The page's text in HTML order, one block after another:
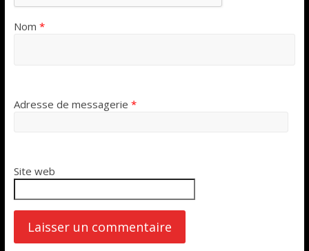
Nom *
Adresse de messagerie *
Site web